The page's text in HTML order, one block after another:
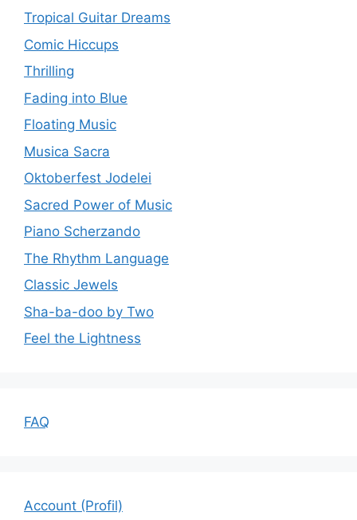
Tropical Guitar Dreams
Comic Hiccups
Thrilling
Fading into Blue
Floating Music
Musica Sacra
Oktoberfest Jodelei
Sacred Power of Music
Piano Scherzando
The Rhythm Language
Classic Jewels
Sha-ba-doo by Two
Feel the Lightness
FAQ
Account (Profil)